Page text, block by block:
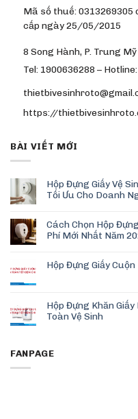
Mã số thuế: 0313269305
cấp ngày 25/05/2015
8 Song Hành, P. Trung Mỹ
Tel: 1900636288 –
https://
BÀI VIẾT MỚI
Hộp Đựng Giấy Vệ
Tối Ưu Cho Doanh
Cách Chọn Hộp
Phí Mới Nhất Năm
Hộp Đựng Giấy
Hộp Đựng Khăn
Toàn Vệ Sinh
FANPAGE